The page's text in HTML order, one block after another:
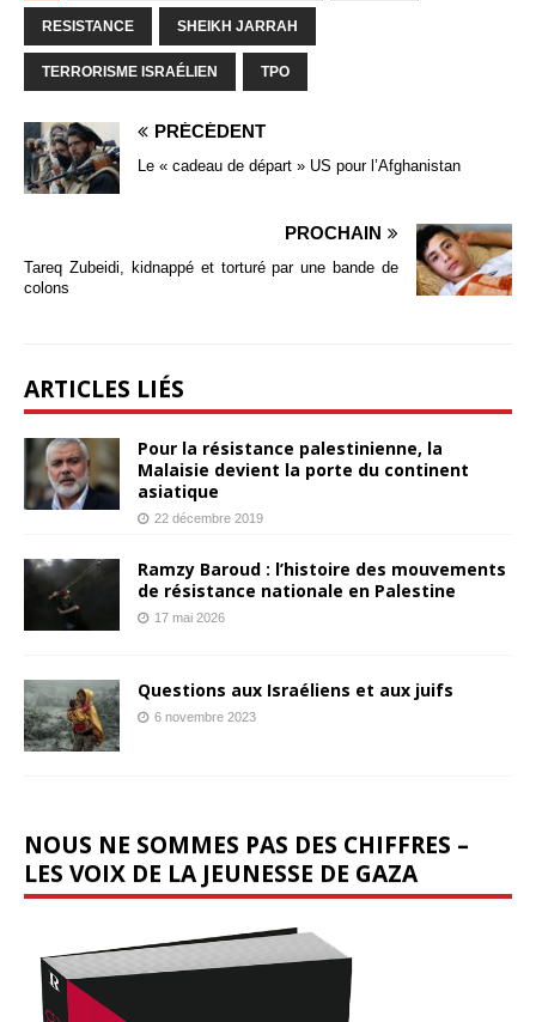
RESISTANCE SHEIKH JARRAH
TERRORISME ISRAÉLIEN TPO
PRÉCÉDENT
Le « cadeau de départ » US pour l’Afghanistan
PROCHAIN
Tareq Zubeidi, kidnappé et torturé par une bande de
colons
ARTICLES LIÉS
Pour la résistance palestinienne, la
Malaisie devient la porte du continent
asiatique
22 décembre 2019
Ramzy Baroud : l’histoire des mouvements
de résistance nationale en Palestine
17 mai 2026
Questions aux Israéliens et aux juifs
6 novembre 2023
NOUS NE SOMMES PAS DES CHIFFRES –
LES VOIX DE LA JEUNESSE DE GAZA